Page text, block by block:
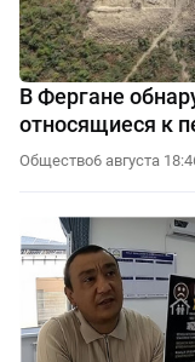
В Фергане
относящиеся к
Общество6 августа